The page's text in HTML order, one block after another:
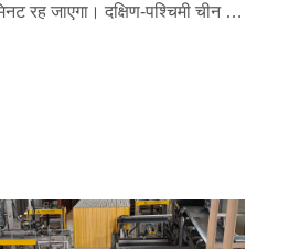
रह जाएगा। दक्षिण-पश्चिमी चीन में
- विशेष रूप से राजमार्ग और जल
लाइन की कमीशनिंग पूरी करने
बुनियादी ढांचे में मजबूत और पर्यावरण के